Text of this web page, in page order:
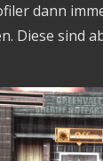
dann
Diese sind